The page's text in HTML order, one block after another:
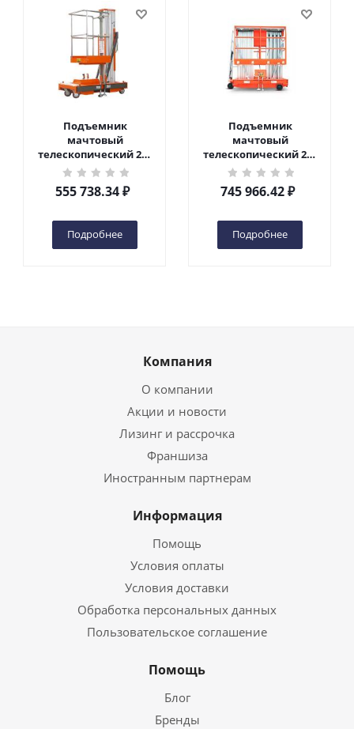
Подъемник
мачтовый
телескопический 200
кг 6 м TOR GTWY6-200S
DC 2-мачтовый
(автономный) (G) в
555 738.34₽
Подробнее
Подъемник
мачтовый
телескопический 200
кг 10 м TOR GTWY10-
200S DC 2-мачтовый
(автономный) (N) в
745 966.42₽
Подробнее
Компания
О компании
Акции и новости
Лизинг и рассрочка
Франшиза
Иностранным партнерам
Информация
Помощь
Условия оплаты
Условия доставки
Обработка персональных данных
Пользовательское соглашение
Помощь
Блог
Бренды